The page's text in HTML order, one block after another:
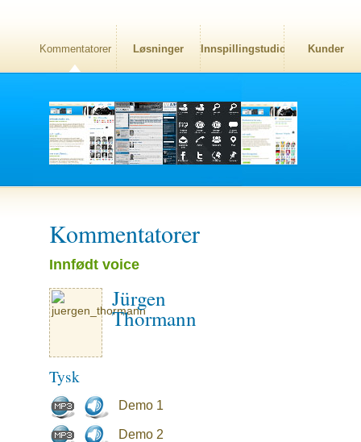
Kommentatorer Løsninger Innspillingstudio Kunder
Kommentatorer
Innfødt voice
Jürgen
Thormann
Tysk
Demo 1
Demo 2